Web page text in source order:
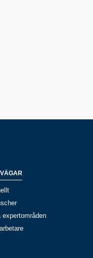
expertområden